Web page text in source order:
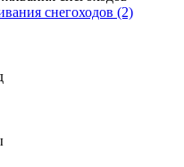
снегоходов (2)